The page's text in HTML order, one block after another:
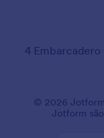
4
© 2026
Jotform